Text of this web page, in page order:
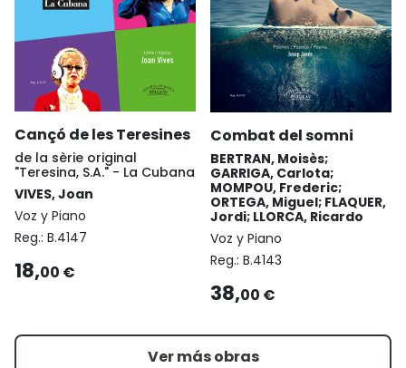
Cançó de les Teresines
de la sèrie original
"Teresina, S.A." - La Cubana
VIVES, Joan
Voz y Piano
Reg.: B.4147
18,00 €
Combat del somni
BERTRAN, Moisès;
GARRIGA, Carlota;
MOMPOU, Frederic;
ORTEGA, Miguel; FLAQUER,
Jordi; LLORCA, Ricardo
Voz y Piano
Reg.: B.4143
38,00 €
Ver más obras